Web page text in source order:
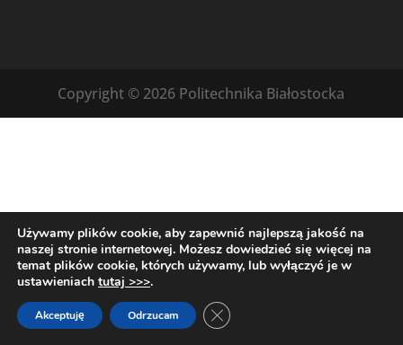
Copyright © 2026 Politechnika Białostocka
Używamy plików cookie, aby zapewnić najlepszą jakość na
naszej stronie internetowej. Możesz dowiedzieć się więcej na
temat plików cookie, których używamy, lub wyłączyć je w
ustawieniach tutaj >>>.
Akceptuję Odrzucam Zamknij panel powiadomień o